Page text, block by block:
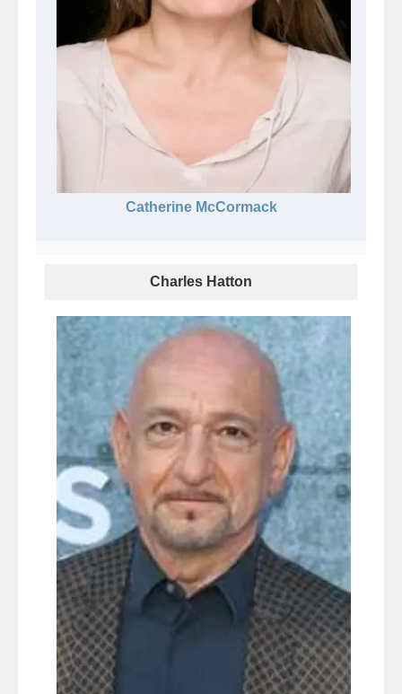
Catherine McCormack
Charles Hatton